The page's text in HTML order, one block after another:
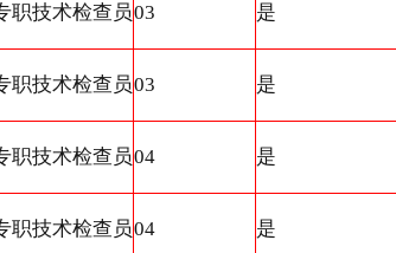
职技术检查员03 是
职技术检查员03 是
职技术检查员04 是
职技术检查员04 是